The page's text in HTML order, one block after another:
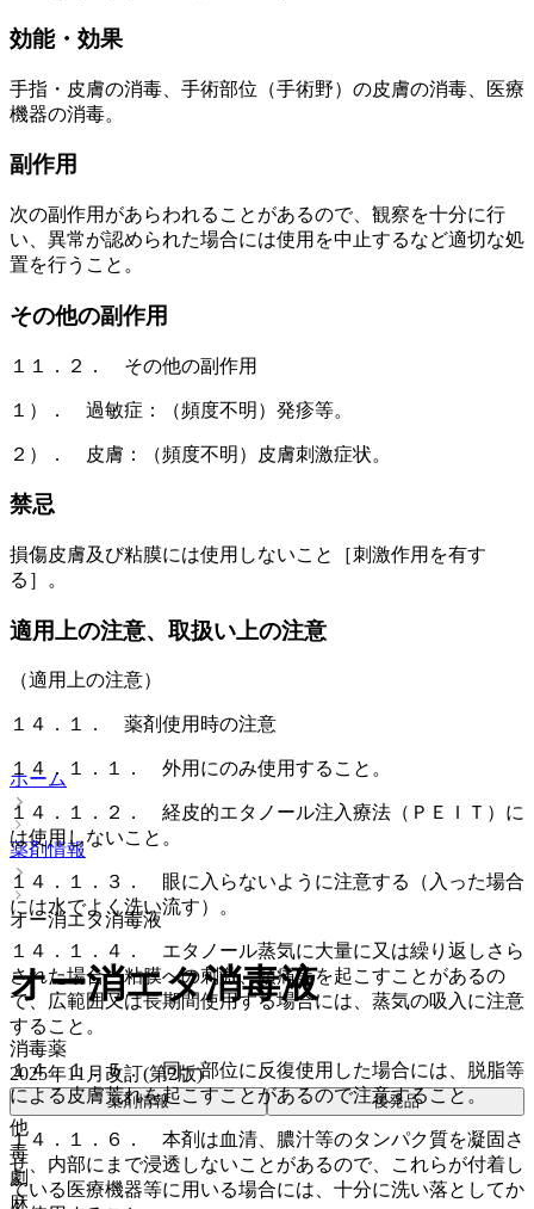
効能・効果
手指・皮膚の消毒、手術部位（手術野）の皮膚の消毒、医療
機器の消毒。
副作用
次の副作用があらわれることがあるので、観察を十分に行
い、異常が認められた場合には使用を中止するなど適切な処
置を行うこと。
その他の副作用
１１．２． その他の副作用
１）． 過敏症：（頻度不明）発疹等。
２）． 皮膚：（頻度不明）皮膚刺激症状。
禁忌
損傷皮膚及び粘膜には使用しないこと［刺激作用を有す
る］。
適用上の注意、取扱い上の注意
（適用上の注意）
１４．１． 薬剤使用時の注意
１４．１．１． 外用にのみ使用すること。
１４．１．２． 経皮的エタノール注入療法（ＰＥＩＴ）に
は使用しないこと。
１４．１．３． 眼に入らないように注意する（入った場合
には水でよく洗い流す）。
１４．１．４． エタノール蒸気に大量に又は繰り返しさら
された場合、粘膜への刺激、頭痛等を起こすことがあるの
で、広範囲又は長期間使用する場合には、蒸気の吸入に注意
すること。
１４．１．５． 同一部位に反復使用した場合には、脱脂等
による皮膚荒れを起こすことがあるので注意すること。
１４．１．６． 本剤は血清、膿汁等のタンパク質を凝固さ
せ、内部にまで浸透しないことがあるので、これらが付着し
ている医療機器等に用いる場合には、十分に洗い落としてか
ホーム
薬剤情報
オー消エタ消毒液
オー消エタ消毒液
消毒薬
2025年11月改訂(第2版)
薬剤情報 後発品
他
毒
劇
麻